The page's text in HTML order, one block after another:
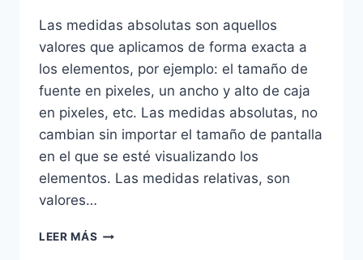
Las medidas absolutas son aquellos
valores que aplicamos de forma exacta a
los elementos, por ejemplo: el tamaño de
fuente en pixeles, un ancho y alto de caja
en pixeles, etc. Las medidas absolutas, no
cambian sin importar el tamaño de pantalla
en el que se esté visualizando los
elementos. Las medidas relativas, son
valores…
LEER MÁS MEDIDAS